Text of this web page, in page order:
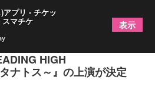
挑戦、共演は早見沙織、大塚
HIGH
ナトス～』の上演が決定
アプリ - チケッ
スマチケ 表示